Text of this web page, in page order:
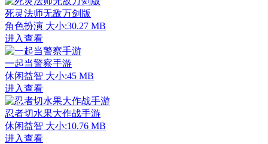
死灵法师无敌万剑版
角色扮演 大小:30.27 MB
进入查看
一起当警察手游
休闲益智 大小:45 MB
进入查看
忍者切水果大作战手游
休闲益智 大小:10.76 MB
进入查看